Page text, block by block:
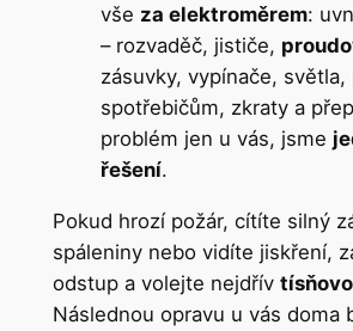
vše za elektroměrem:
– rozvaděč, jističe,
zásuvky, vypínače, světla,
spotřebičům, zkraty a
problém jen u vás, jsme
řešení.
Pokud hrozí požár, cítíte silný
spáleniny nebo vidíte jiskření,
odstup a volejte nejdřív
Následnou opravu u vás doma